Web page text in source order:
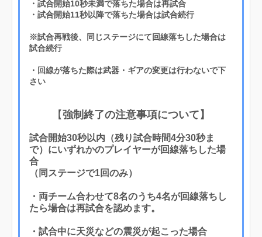
・試合開始10秒未満で落ちた場合は再試合
・試合開始11秒以降で落ちた場合は試合続行
※試合再戦後、同じステージにて回線落ちした場合は
試合続行
・回線が落ちた際は武器・ギアの変更は行わないで下
さい
【強制終了の注意事項について】
試合開始30秒以内（残り試合時間4分30秒ま
で）にいずれかのプレイヤーが回線落ちした場
合
（同ステージで1回のみ）
・両チーム合わせて8名のうち4名が回線落ちし
たら場合は再試合を認めます。
・試合中に天災などの震災が起こった場合